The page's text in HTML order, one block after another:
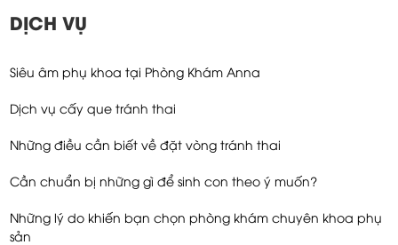
DỊCH VỤ
Siêu âm phụ khoa tại Phòng Khám Anna
Dịch vụ cấy que tránh thai
Những điều cần biết về đặt vòng tránh thai
Cần chuẩn bị những gì để sinh con theo ý muốn?
Những lý do khiến bạn chọn phòng khám chuyên khoa phụ
sản